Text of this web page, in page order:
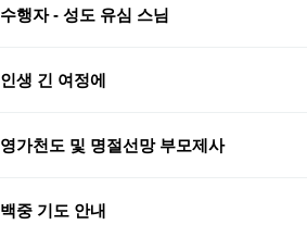
수행자 - 성도 유심 스님
인생 긴 여정에
영가천도 및 명절선망 부모제사
백중 기도 안내